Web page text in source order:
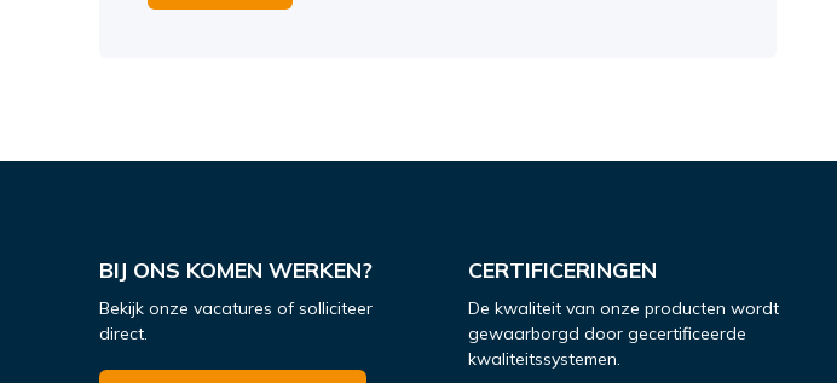
BIJ ONS KOMEN WERKEN?
Bekijk onze vacatures of solliciteer
direct.
CERTIFICERINGEN
De kwaliteit van onze producten wordt
gewaarborgd door gecertificeerde
kwaliteitssystemen.